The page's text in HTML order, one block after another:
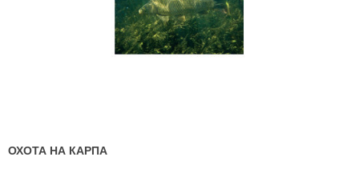
ОХОТА НА КАРПА